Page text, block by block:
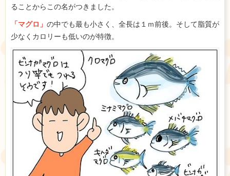
ることからこの名がつきました。
「マグロ」 の中でも最も小さく、全長は１ｍ前後。そして脂質が
少なくカロリーも低いのが特徴。